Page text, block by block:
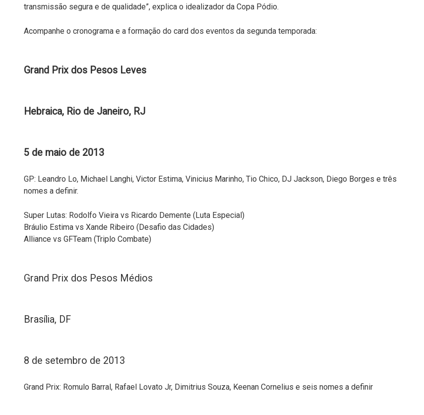
transmissão segura e de qualidade”, explica o idealizador da Copa Pódio.
Acompanhe o cronograma e a formação do card dos eventos da segunda temporada:
Grand Prix dos Pesos Leves
Hebraica, Rio de Janeiro, RJ
5 de maio de 2013
GP: Leandro Lo, Michael Langhi, Victor Estima, Vinicius Marinho, Tio Chico, DJ Jackson, Diego Borges e três
nomes a definir.
Super Lutas: Rodolfo Vieira vs Ricardo Demente (Luta Especial)
Bráulio Estima vs Xande Ribeiro (Desafio das Cidades)
Alliance vs GFTeam (Triplo Combate)
Grand Prix dos Pesos Médios
Brasília, DF
8 de setembro de 2013
Grand Prix: Romulo Barral, Rafael Lovato Jr, Dimitrius Souza, Keenan Cornelius e seis nomes a definir